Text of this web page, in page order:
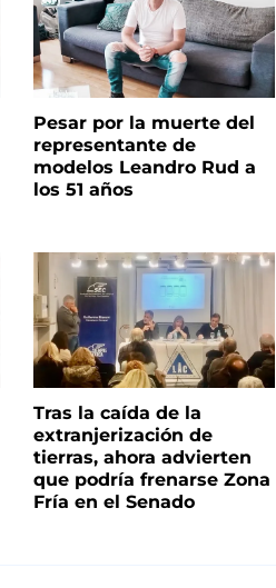
Pesar por la muerte del
representante de
modelos Leandro Rud a
los 51 años
Tras la caída de la
extranjerización de
tierras, ahora advierten
que podría frenarse Zona
Fría en el Senado